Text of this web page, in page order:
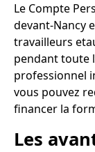
Le Compte
devant-Nancy
travailleurs
pendant toute
professionnel
vous pouvez
financer la
Les